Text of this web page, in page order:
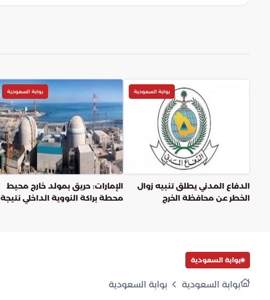
بوابة السعودية
الدفاع المدني يطلق تنبيه زوال
الخطر عن محافظة الخرج
بوابة السعودية
الإمارات: حريق بمولد خارج محيط
محطة براكة النووية الداخلي نتيجة
بوابة السعودية
بوابة السعودية بوابة السعودية